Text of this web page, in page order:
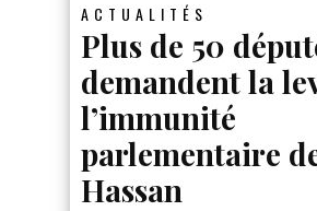
ACTUALITÉS
Plus de 50
demandent la
l’immunité
parlementaire
Hassan